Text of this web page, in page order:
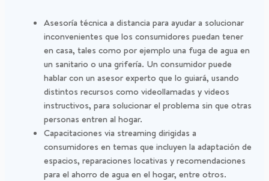
Asesoría técnica a distancia para ayudar a solucionar
inconvenientes que los consumidores puedan tener
en casa, tales como por ejemplo una fuga de agua en
un sanitario o una grifería. Un consumidor puede
hablar con un asesor experto que lo guiará, usando
distintos recursos como videollamadas y videos
instructivos, para solucionar el problema sin que otras
personas entren al hogar.
Capacitaciones via streaming dirigidas a
consumidores en temas que incluyen la adaptación de
espacios, reparaciones locativas y recomendaciones
para el ahorro de agua en el hogar, entre otros.